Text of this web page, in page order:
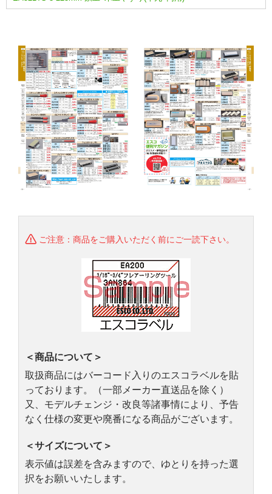
ご注意：商品をご購入いただく前にご一読下さい。
＜商品について＞
取扱商品にはバーコード入りのエスコラベルを貼
っております。（一部メーカー直送品を除く）
又、モデルチェンジ・改良等諸事情により、予告
なく仕様の変更や廃番になる商品がございます。
＜サイズについて＞
表示値は誤差を含みますので、ゆとりを持った選
択をお願いいたします。